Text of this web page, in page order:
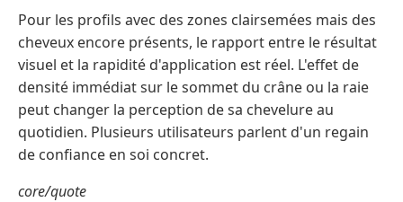
Pour les profils avec des zones clairsemées mais des
cheveux encore présents, le rapport entre le résultat
visuel et la rapidité d'application est réel. L'effet de
densité immédiat sur le sommet du crâne ou la raie
peut changer la perception de sa chevelure au
quotidien. Plusieurs utilisateurs parlent d'un regain
de confiance en soi concret.
core/quote